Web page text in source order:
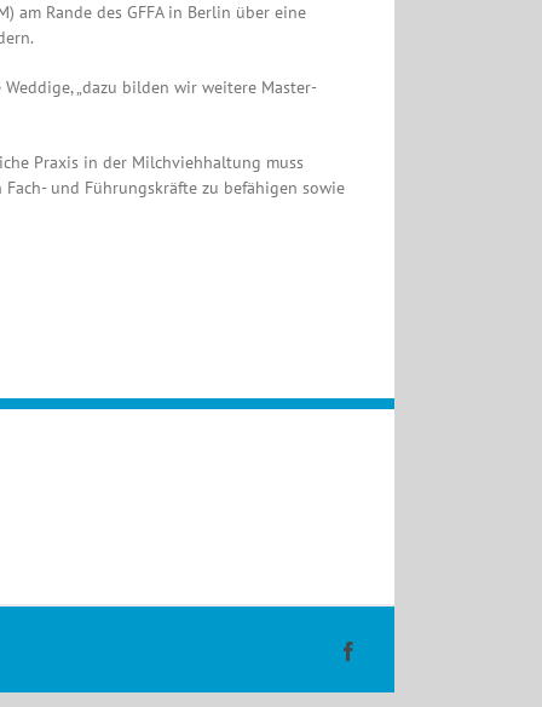
am Rande des GFFA in Berlin über eine
„dazu bilden wir weitere Master-
Praxis in der Milchviehhaltung muss
und Führungskräfte zu befähigen sowie